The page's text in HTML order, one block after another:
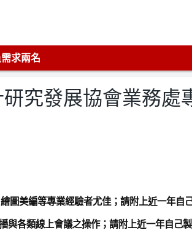
求兩名
研究發展協會業務處
圖美編等專業經驗者尤佳；請附上近一年自
各類線上會議之操作；請附上近一年自己